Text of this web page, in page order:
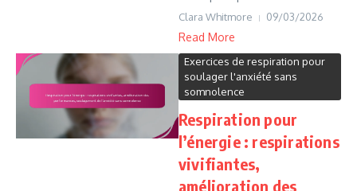
Clara Whitmore 09/03/2026
Read More
Exercices de respiration pour
soulager l'anxiété sans
somnolence
Respiration pour
l’énergie : respirations
vivifiantes,
amélioration des